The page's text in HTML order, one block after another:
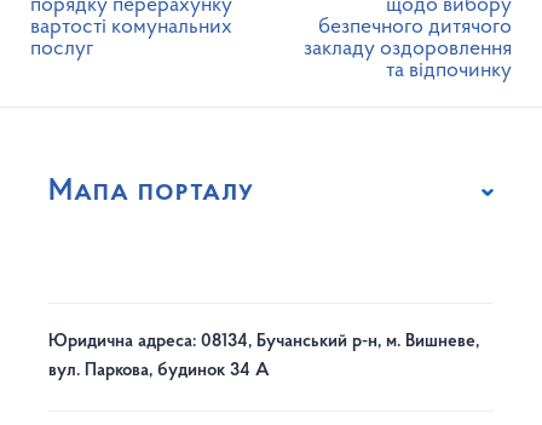
порядку перерахунку
вартості комунальних
послуг
щодо вибору
безпечного дитячого
закладу оздоровлення
та відпочинку
Мапа порталу
Юридична адреса: 08134, Бучанський р-н, м. Вишневе,
вул. Паркова, будинок 34 А